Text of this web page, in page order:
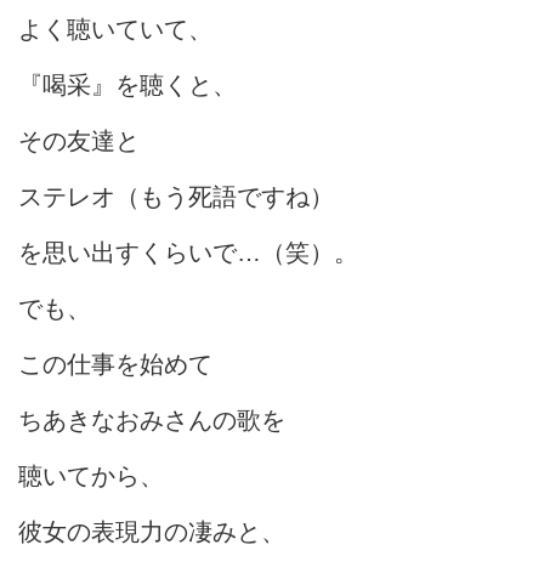
よく聴いていて、
『喝采』を聴くと、
その友達と
ステレオ（もう死語ですね）
を思い出すくらいで…（笑）。
でも、
この仕事を始めて
ちあきなおみさんの歌を
聴いてから、
彼女の表現力の凄みと、